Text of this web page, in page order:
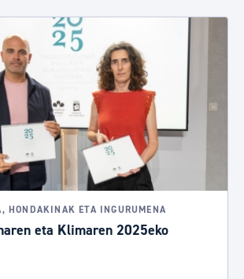
HONDAKINAK ETA INGURUMENA
eta Klimaren 2025eko